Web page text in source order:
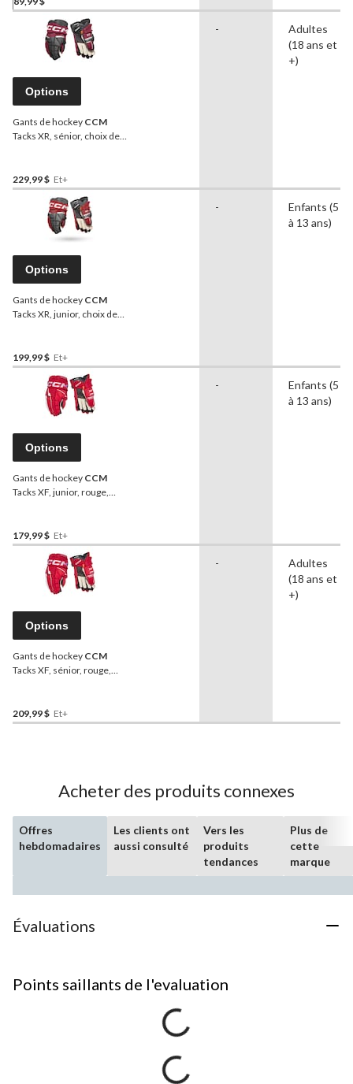
Options
Gants de hockey CCM
Tacks XR, sénior, choix de
229,99 $ Et+
-
Adultes
(18 ans et
+)
Options
Gants de hockey CCM
Tacks XR, junior, choix de
199,99 $ Et+
-
Enfants (5
à 13 ans)
Options
Gants de hockey CCM
Tacks XF, junior, rouge,
179,99 $ Et+
-
Enfants (5
à 13 ans)
Options
Gants de hockey CCM
Tacks XF, sénior, rouge,
209,99 $ Et+
-
Adultes
(18 ans et
+)
Acheter des produits connexes
Offres
hebdomadaires
Les clients ont
aussi consulté
Vers les
produits
tendances
Plus de
cette
marque
Évaluations
Points saillants de l'evaluation